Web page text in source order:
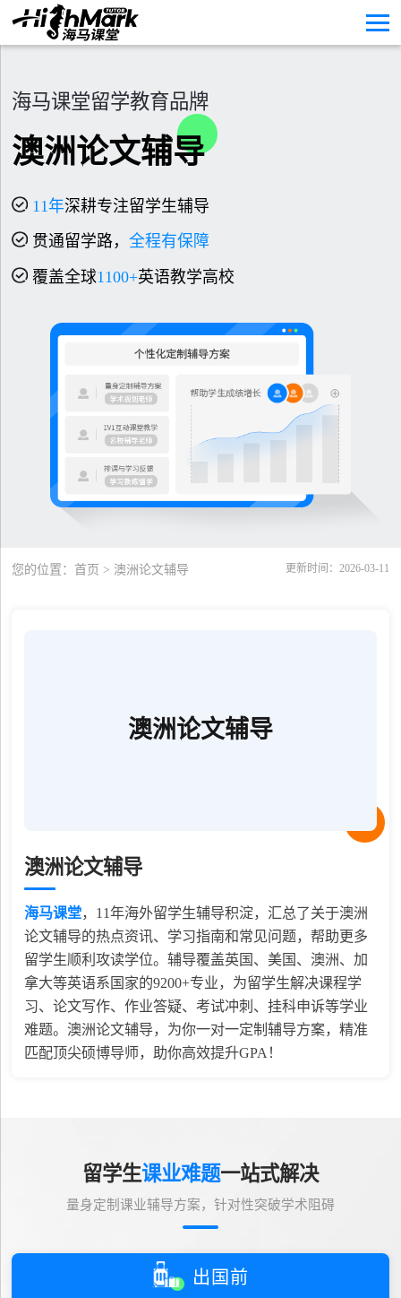
海马课堂留学教育品牌
澳洲论文辅导
11年深耕专注留学生辅导
贯通留学路， 全程有保障
覆盖全球1100+英语教学高校
您的位置：首页 > 澳洲论文辅导 更新时间：2026-03-11
澳洲论文辅导
澳洲论文辅导
海马课堂， 11年海外留学生辅导积淀，汇总了关于澳洲
论文辅导的热点资讯、学习指南和常见问题，帮助更多
留学生顺利攻读学位。辅导覆盖英国、美国、澳洲、加
拿大等英语系国家的9200+专业，为留学生解决课程学
习、论文写作、作业答疑、考试冲刺、挂科申诉等学业
难题。澳洲论文辅导，为你一对一定制辅导方案，精准
匹配顶尖硕博导师，助你高效提升GPA！
留学生课业难题一站式解决
量身定制课业辅导方案，针对性突破学术阻碍
出国前